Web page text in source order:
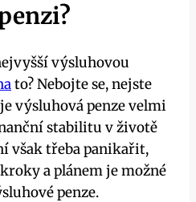
výsluhovou
to? Nebojte se, nejste
výsluhová penze velmi
stabilitu v životě
však třeba panikařit,
a plánem je možné
penze.